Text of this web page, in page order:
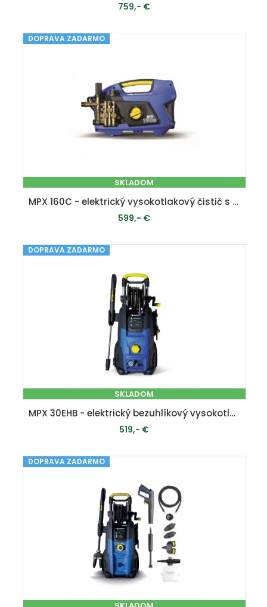
759,- €
PRIDAŤ DO KOŠÍKA
DOPRAVA ZADARMO
SKLADOM
MPX 160C - elektrický vysokotlakový čistič s indukčným motorom 160 bar
599,- €
PRIDAŤ DO KOŠÍKA
DOPRAVA ZADARMO
SKLADOM
MPX 30EHB - elektrický bezuhlíkový vysokotlakový čistič 180 bar
519,- €
PRIDAŤ DO KOŠÍKA
DOPRAVA ZADARMO